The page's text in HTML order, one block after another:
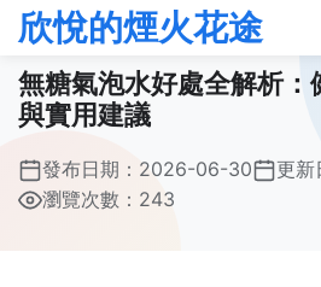
欣悅的煙火花途
無糖氣泡水好處全解析：
與實用建議
發布日期： 2026-06-30 更新
瀏覽次數：243